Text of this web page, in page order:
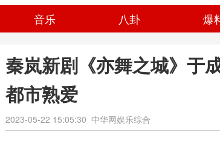
音乐 八卦 爆
秦岚新剧《亦舞之城》于
都市熟爱
2023-05-22 15:05:30 中华网娱乐综合